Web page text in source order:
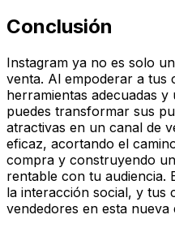
Conclusión
Instagram ya no es solo
venta. Al empoderar a tus
herramientas adecuadas y
puedes transformar sus
atractivas en un canal de
eficaz, acortando el
compra y construyendo
rentable con tu audiencia.
la interacción social, y tus
vendedores en esta nueva